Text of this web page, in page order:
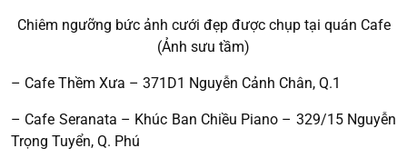
Chiêm ngưỡng bức ảnh cưới đẹp được chụp tại quán Cafe
(Ảnh sưu tầm)
– Cafe Thềm Xưa – 371D1 Nguyễn Cảnh Chân, Q.1
– Cafe Seranata – Khúc Ban Chiều Piano – 329/15 Nguyễn
Trọng Tuyển, Q. Phú